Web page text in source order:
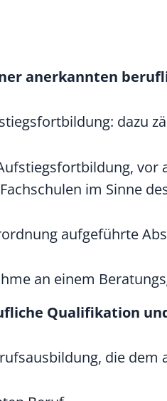
anerkannten
: dazu
vor
im Sinne
aufgeführte
an einem
Qualifikation
die dem